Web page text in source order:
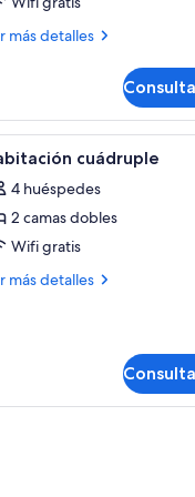
más detalles
de madera y una mesita.
4 cuádruple
4 huéspedes
2 camas dobles
Wifi gratis
más detalles